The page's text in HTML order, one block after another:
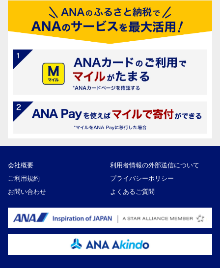
会社概要
利用者情報の外部送信について
ご利用規約
プライバシーポリシー
お問い合わせ
よくあるご質問